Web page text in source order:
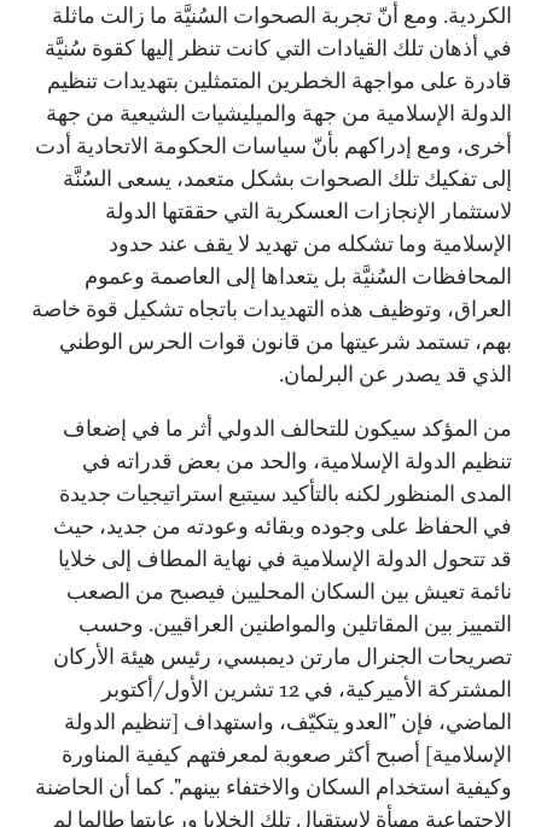
الكردية. ومع أنّ تجربة الصحوات السُنيَّة ما زالت ماثلة
في أذهان تلك القيادات التي كانت تنظر إليها كقوة سُنيَّة
قادرة على مواجهة الخطرين المتمثلين بتهديدات تنظيم
الدولة الإسلامية من جهة والميليشيات الشيعية من جهة
أخرى، ومع إدراكهم بأنّ سياسات الحكومة الاتحادية أدت
إلى تفكيك تلك الصحوات بشكل متعمد، يسعى السُنَّة
لاستثمار الإنجازات العسكرية التي حققتها الدولة
الإسلامية وما تشكله من تهديد لا يقف عند حدود
المحافظات السُنيَّة بل يتعداها إلى العاصمة وعموم
العراق، وتوظيف هذه التهديدات باتجاه تشكيل قوة خاصة
بهم، تستمد شرعيتها من قانون قوات الحرس الوطني
الذي قد يصدر عن البرلمان.
من المؤكد سيكون للتحالف الدولي أثر ما في إضعاف
تنظيم الدولة الإسلامية، والحد من بعض قدراته في
المدى المنظور لكنه بالتأكيد سيتبع استراتيجيات جديدة
في الحفاظ على وجوده وبقائه وعودته من جديد، حيث
قد تتحول الدولة الإسلامية في نهاية المطاف إلى خلايا
نائمة تعيش بين السكان المحليين فيصبح من الصعب
التمييز بين المقاتلين والمواطنين العراقيين. وحسب
تصريحات الجنرال مارتن ديمبسي، رئيس هيئة الأركان
المشتركة الأميركية، في 12 تشرين الأول/أكتوبر
الماضي، فإن "العدو يتكيّف، واستهداف [تنظيم الدولة
الإسلامية] أصبح أكثر صعوبة لمعرفتهم كيفية المناورة
وكيفية استخدام السكان والاختفاء بينهم". كما أن الحاضنة
الاجتماعية مهيأة لاستقبال تلك الخلايا ورعايتها طالما لم